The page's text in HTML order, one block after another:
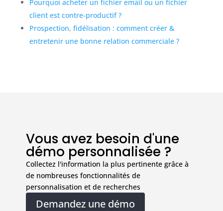
Pourquoi acheter un fichier email ou un fichier
client est contre-productif ?
Prospection, fidélisation : comment créer &
entretenir une bonne relation commerciale ?
Vous avez besoin d'une
démo personnalisée ?
Collectez l'information la plus pertinente grâce à
de nombreuses fonctionnalités de
personnalisation et de recherches
Demandez une démo